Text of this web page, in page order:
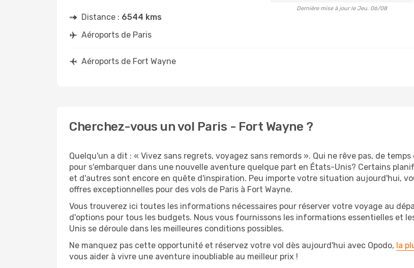
Dernière mise à jour le Jeu. 06/08
Distance : 6544 kms
Aéroports de Paris
Aéroports de Fort Wayne
Cherchez-vous un vol Paris - Fort Wayne ?
Quelqu'un a dit : « Vivez sans regrets, voyagez sans remords ». Qui ne rêve pas, de
pour s'embarquer dans une nouvelle aventure quelque part en États-Unis? Certains
et d'autres sont encore en quête d'inspiration. Peu importe votre situation aujourd'hui,
offres exceptionnelles pour des vols de Paris à Fort Wayne.
Vous trouverez ici toutes les informations nécessaires pour réserver votre voyage au
d'options pour tous les budgets. Nous vous fournissons les informations essentielles et
Unis se déroule dans les meilleures conditions possibles.
Ne manquez pas cette opportunité et réservez votre vol dès aujourd'hui avec Opodo, la
vous aider à vivre une aventure inoubliable au meilleur prix !